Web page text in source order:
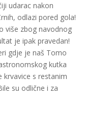
udarac nakon
odlazi pored gola!
više zbog navodnog
je ipak pravedan!
gdje je naš Tomo
kutka
krvavice s restanim
su odlične i za